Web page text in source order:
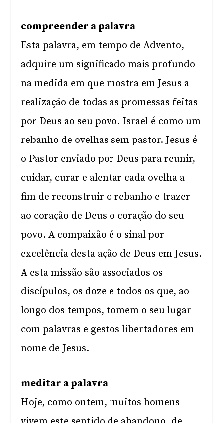
compreender a palavra
Esta palavra, em tempo de Advento,
adquire um significado mais profundo
na medida em que mostra em Jesus a
realização de todas as promessas feitas
por Deus ao seu povo. Israel é como um
rebanho de ovelhas sem pastor. Jesus é
o Pastor enviado por Deus para reunir,
cuidar, curar e alentar cada ovelha a
fim de reconstruir o rebanho e trazer
ao coração de Deus o coração do seu
povo. A compaixão é o sinal por
excelência desta ação de Deus em Jesus.
A esta missão são associados os
discípulos, os doze e todos os que, ao
longo dos tempos, tomem o seu lugar
com palavras e gestos libertadores em
nome de Jesus.
meditar a palavra
Hoje, como ontem, muitos homens